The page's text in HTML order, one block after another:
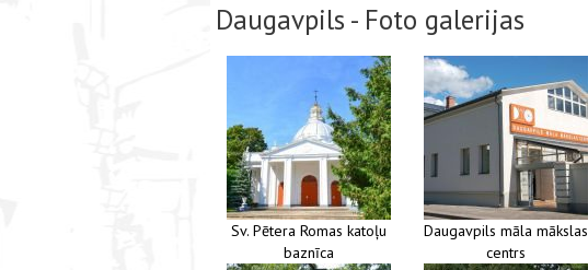
Daugavpils - Foto galerijas
Sv. Pētera Romas katoļu
baznīca
Daugavpils māla mākslas
centrs